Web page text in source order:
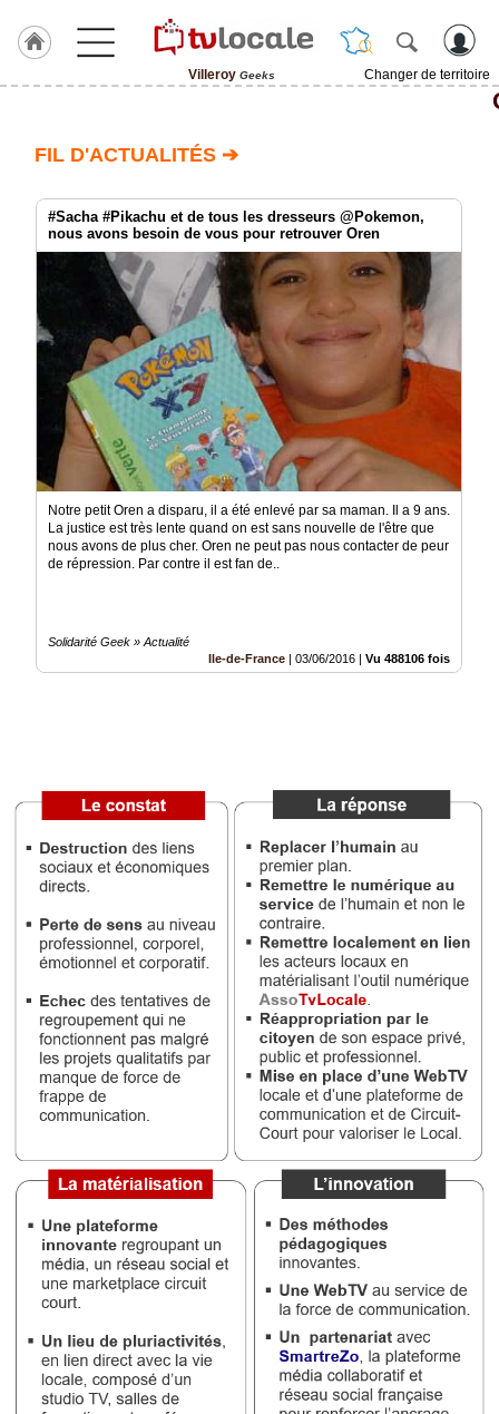
Villeroy Geeks
Changer de territoire
Villeroy
TvLocale
Accueil
RUBRIQUES
Médias
Inscription
FIL D'ACTUALITÉS ➔
#Sacha #Pikachu et de tous les dresseurs @Pokemon,
nous avons besoin de vous pour retrouver Oren
Notre petit Oren a disparu, il a été enlevé par sa maman. Il a 9 ans.
La justice est très lente quand on est sans nouvelle de l'être que
nous avons de plus cher. Oren ne peut pas nous contacter de peur
de répression. Par contre il est fan de..
Solidarité Geek » Actualité
Ile-de-France | 03/06/2016 | Vu 488106 fois